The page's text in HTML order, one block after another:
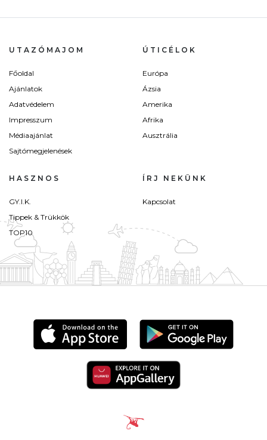
UTAZÓMAJOM
Főoldal
Ajánlatok
Adatvédelem
Impresszum
Médiaajánlat
Sajtómegjelenések
ÚTICÉLOK
Európa
Ázsia
Amerika
Afrika
Ausztrália
HASZNOS
GY.I.K.
Tippek & Trükkök
TOP10
ÍRJ NEKÜNK
Kapcsolat